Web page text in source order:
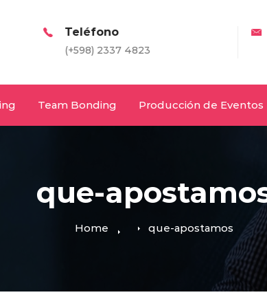
2337 4823
Team Bonding Producción de Eventos
que-
Home que-apostamos